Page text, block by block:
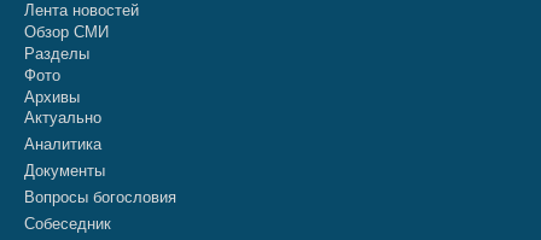
Лента новостей
Обзор СМИ
Разделы
Фото
Архивы
Актуально
Аналитика
Документы
Вопросы богословия
Собеседник